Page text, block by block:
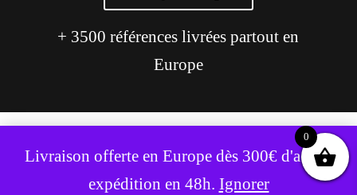
Livraison offerte en Europe dès 300€ d'achat,
expédition en 48h. Ignorer
+ 3500 références livrées partout en
Europe
Ce site utilise des cookies pour améliorer votre expérience.
Accepter Refuser
0